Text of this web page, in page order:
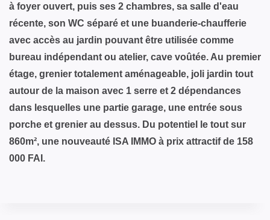
à foyer ouvert, puis ses 2 chambres, sa salle d'eau
récente, son WC séparé et une buanderie-chaufferie
avec accès au jardin pouvant être utilisée comme
bureau indépendant ou atelier, cave voûtée. Au premier
étage, grenier totalement aménageable, joli jardin tout
autour de la maison avec 1 serre et 2 dépendances
dans lesquelles une partie garage, une entrée sous
porche et grenier au dessus. Du potentiel le tout sur
860m², une nouveauté ISA IMMO à prix attractif de 158
000 FAI.